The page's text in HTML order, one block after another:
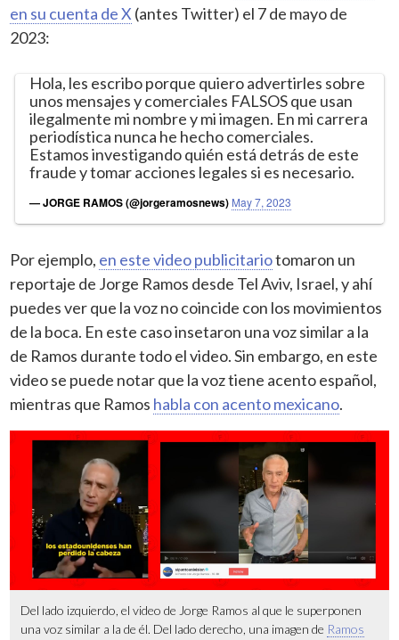
en su cuenta de X (antes Twitter) el 7 de mayo de
2023:
Hola, les escribo porque quiero advertirles sobre
unos mensajes y comerciales FALSOS que usan
ilegalmente mi nombre y mi imagen. En mi carrera
periodística nunca he hecho comerciales.
Estamos investigando quién está detrás de este
fraude y tomar acciones legales si es necesario.
— JORGE RAMOS (@jorgeramosnews) May 7, 2023
Por ejemplo, en este video publicitariotomaron un
reportaje de Jorge Ramos desde Tel Aviv, Israel, y ahí
puedes ver que la voz no coincide con los movimientos
de la boca. En este caso insetaron una voz similar a la
de Ramos durante todo el video. Sin embargo, en este
video se puede notar que la voz tiene acento español,
mientras que Ramos habla con acento mexicano.
Del lado izquierdo, el video de Jorge Ramos al que le superponen
una voz similar a la de él. Del lado derecho, una imagen de Ramos